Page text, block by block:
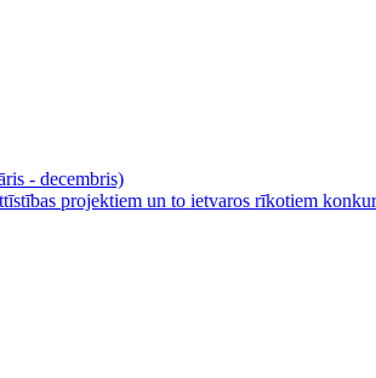
- decembris)
projektiem un to ietvaros rīkotiem